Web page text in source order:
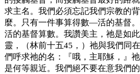
求主名。我們必須忘記我們宗教的
麼。只有一件事算得數—活的基督
活的基督算數。我讚美主，祂是如
靈，（林前十五45，）祂與我們同
們呼求祂的名：『哦，主耶穌，』
是何等親近。我們絕不要在意我們